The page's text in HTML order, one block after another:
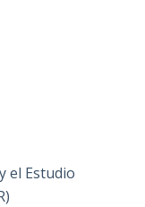
el Estudio